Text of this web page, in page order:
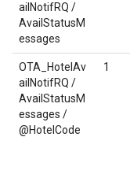
ailNotifRQ /
AvailStatusM
essages
OTA_HotelAv
ailNotifRQ /
AvailStatusM
essages /
@HotelCode
1